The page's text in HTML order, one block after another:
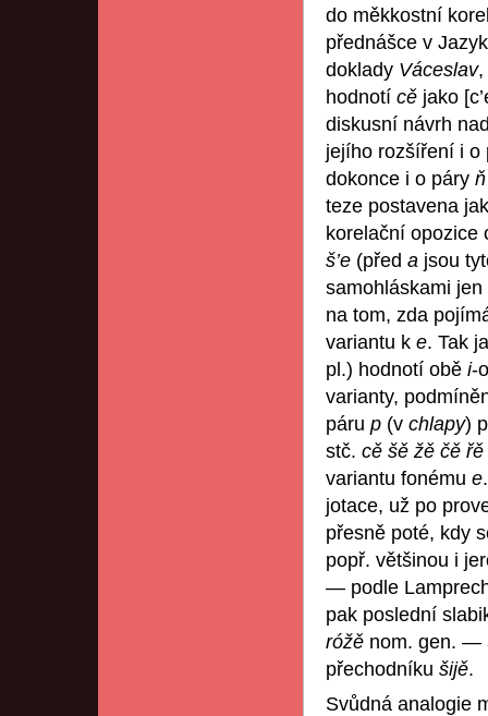
do měkkostní
přednášce v
doklady Váceslav,
hodnotí cě jako
diskusní návrh
jejího rozšíření i o
dokonce i o páry
teze postavena
korelační opozice
š’e (před a jsou
samohláskami
na tom, zda
variantu k e. Tak
pl.) hodnotí obě i-
varianty,
páru p (v chlapy)
stč. cě šě žě čě řě
variantu fonému e
jotace, už po
přesně poté, kdy
popř. většinou i
— podle
pak poslední
róžě nom. gen. —
přechodníku šijě.
Svůdná analogie